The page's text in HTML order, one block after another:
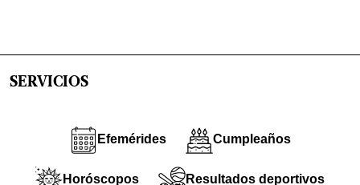
SERVICIOS
Efemérides Cumpleaños
Horóscopos Resultados deportivos